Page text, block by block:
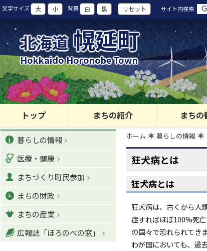
北海道 幌延町
Hokkaido Horonobe Town
文字サイズ 大 小 背景 白 黒 リセット サイト内検索
トップ まちの紹介 まちの
現
在
位
階
ホーム 暮らしの情報
狂犬病とは
狂犬病とは
狂犬病は、古くから人
症すればほぼ100%死
の国々で恐れられてき
わが国においても、過
カ
テ
ゴ
リ
ー
暮らしの情報
医療・健康
まちづくり町民参加
まちの財政
まちの産業
広報誌「ほろのべの窓」